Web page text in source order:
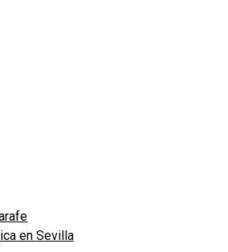
en Sevilla